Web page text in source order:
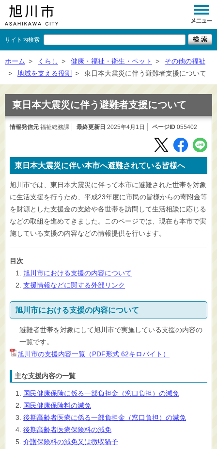
サイト内検索
くらし
観光
事業者向け
市政情報
閉じる
ホーム > くらし > 健康・福祉・衛生・ペット >
その他の福祉
>
地域を支える役割 > 東日本大震災に伴う避難者支援について
東日本大震災に伴う避難者支援について
情報発信元 福祉総務課 最終更新日 2025年4月1日 ページID 055402
東日本大震災に伴い本市へ避難されている皆様へ
旭川市では、東日本大震災に伴って本市に避難された世帯を対象
に生活支援を行うため、平成23年度に市民の皆様からの寄附金等
を財源とした支援金の支給や各世帯を訪問して生活相談に応じる
などの取組を進めてきました。このページでは、現在も本市で実
施している支援の内容などの情報提供を行います。
目次
旭川市における支援の内容について
支援情報などに関する外部リンク
旭川市における支援の内容について
避難者世帯を対象にして旭川市で実施している支援の内容の
一覧です。
旭川市の支援内容一覧（PDF形式 62キロバイト）
主な支援内容の一覧
国民健康保険に係る一部負担金（窓口負担）の減免
国民健康保険料の減免
後期高齢者医療に係る一部負担金（窓口負担）の減免
後期高齢者医療保険料の減免
介護保険料の減免又は徴収猶予